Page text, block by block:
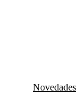
Novedades